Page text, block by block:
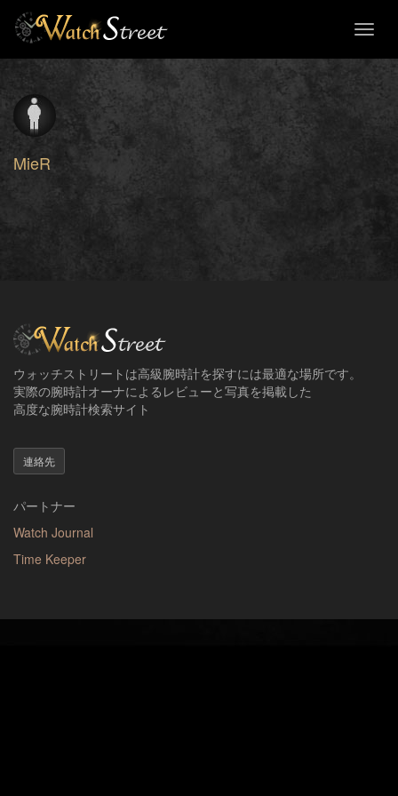
MieR
ウォッチストリートは高級腕時計を探すには最適な場所です。
実際の腕時計オーナによるレビューと写真を掲載した
高度な腕時計検索サイト
連絡先
パートナー
Watch Journal
Time Keeper